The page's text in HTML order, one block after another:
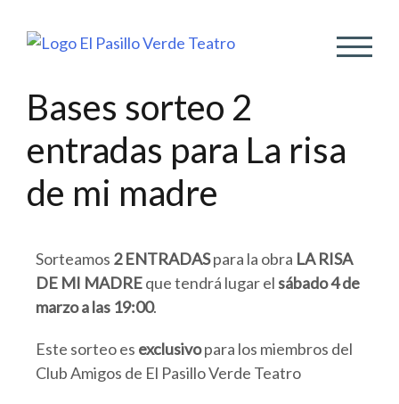
Bases sorteo 2
entradas para La risa
de mi madre
Sorteamos 2 ENTRADASpara la obra LA RISA
DE MI MADREque tendrá lugar el sábado 4 de
marzo a las 19:00.
Este sorteo es exclusivopara los miembros del
Club Amigos de El Pasillo Verde Teatro